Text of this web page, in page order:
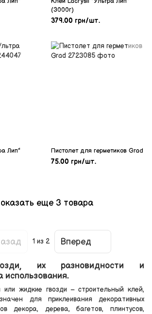
(3000г)
379.00 грн/шт.
Лип"
Пистолет для герметиков Grad
75.00 грн/шт.
еще 3 товара
1 из 2 Вперед
их разновидности и
использования.
жидкие гвозди – строительный клей,
для приклеивания декоративных
декора, дерева, багетов, плинтусов,